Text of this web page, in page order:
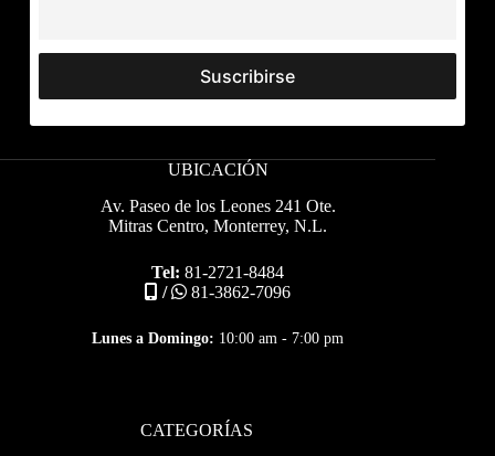
UBICACIÓN
Av. Paseo de los Leones 241 Ote.
Mitras Centro, Monterrey, N.L.
Tel: 81-2721-8484
/
81-3862-7096
Lunes a Domingo: 10:00 am - 7:00 pm
CATEGORÍAS